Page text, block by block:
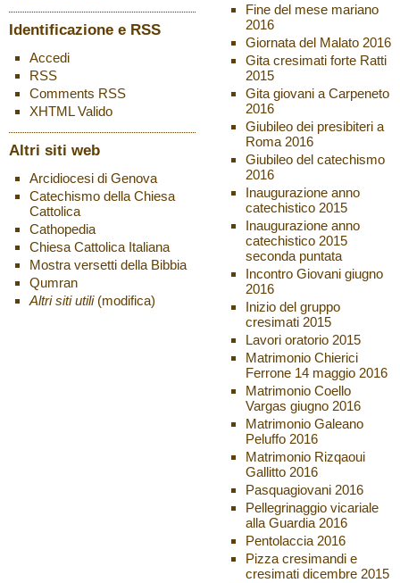
Identificazione e RSS
Accedi
RSS
Comments RSS
XHTMLValido
Altri siti web
Arcidiocesi di Genova
Catechismo della Chiesa
Cattolica
Cathopedia
Chiesa Cattolica Italiana
Mostra versetti della Bibbia
Qumran
Altri siti utili (modifica)
Fine del mese mariano
2016
Giornata del Malato 2016
Gita cresimati forte Ratti
2015
Gita giovani a Carpeneto
2016
Giubileo dei presibiteri a
Roma 2016
Giubileo del catechismo
2016
Inaugurazione anno
catechistico 2015
Inaugurazione anno
catechistico 2015
seconda puntata
Incontro Giovani giugno
2016
Inizio del gruppo
cresimati 2015
Lavori oratorio 2015
Matrimonio Chierici
Ferrone 14 maggio 2016
Matrimonio Coello
Vargas giugno 2016
Matrimonio Galeano
Peluffo 2016
Matrimonio Rizqaoui
Gallitto 2016
Pasquagiovani 2016
Pellegrinaggio vicariale
alla Guardia 2016
Pentolaccia 2016
Pizza cresimandi e
cresimati dicembre 2015